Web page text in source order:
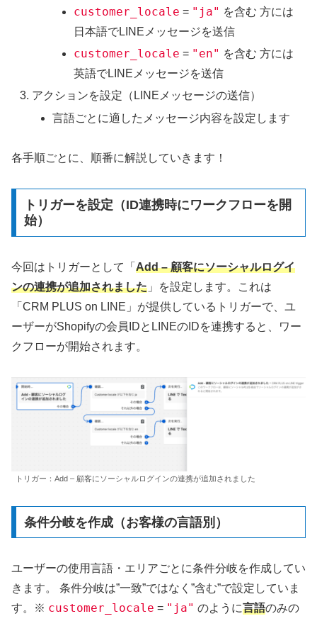
customer_locale = "ja" を含む 方には
日本語でLINEメッセージを送信
customer_locale = "en" を含む 方には
英語でLINEメッセージを送信
アクションを設定（LINEメッセージの送信）
言語ごとに適したメッセージ内容を設定します
各手順ごとに、順番に解説していきます！
トリガーを設定（ID連携時にワークフローを開
始）
今回はトリガーとして「 Add – 顧客にソーシャルログイ
ンの連携が追加されました 」を設定します。これは
「CRM PLUS on LINE」が提供しているトリガーで、ユ
ーザーがShopifyの会員IDとLINEのIDを連携すると、ワー
クフローが開始されます。
トリガー：Add – 顧客にソーシャルログインの連携が追加されました
条件分岐を作成（お客様の言語別）
ユーザーの使用言語・エリアごとに条件分岐を作成してい
きます。 条件分岐は”一致”ではなく”含む”で設定していま
す。※ customer_locale = "ja" のように言語のみの